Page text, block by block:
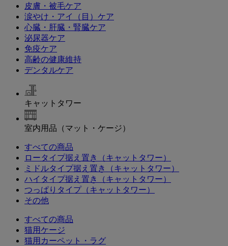
皮膚・被毛ケア
涙やけ・アイ（目）ケア
心臓・肝臓・腎臓ケア
泌尿器ケア
免疫ケア
高齢の健康維持
デンタルケア
キャットタワー
室内用品（マット・ケージ）
すべての商品
ロータイプ据え置き（キャットタワー）
ミドルタイプ据え置き（キャットタワー）
ハイタイプ据え置き（キャットタワー）
つっぱりタイプ（キャットタワー）
その他
すべての商品
猫用ケージ
猫用カーペット・ラグ